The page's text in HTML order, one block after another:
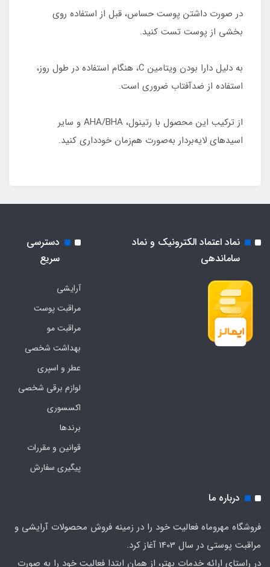
در صورت داشتن پوست حساس، قبل از استفاده روی
بخشی از پوست تست کنید.
به دلیل دارا بودن ویتامین C، هنگام استفاده در طول روز،
استفاده از ضدآفتاب ضروری است.
از ترکیب این محصول با رتینول، AHA/BHA و سایر
اسیدهای لایه‌بردار به‌صورت هم‌زمان خودداری کنید.
نماد اعتماد الکترونیک و نماد
ساماندهی
دسترسی
سریع
آرایشی
مراقبت پوست
مراقبت مو
بهداشت شخصی
عطر و اسپری
لوازم برقی شخصی
اکسسوری
برندها
قوانین و مقررات
پیگیری سفارش
درباره ما
فروشگاه مهروماه فعالیت خود را در زمینه فروش محصولات آرایشی و
مراقبت پوستی در سال 1403 آغاز کرد.
در راستای ارائه خدمات بهتر، از همان ابتدا فعالیت خود را به صورت